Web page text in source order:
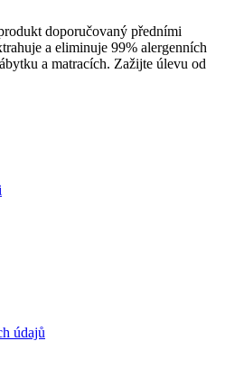
doporučovaný předními
a eliminuje 99% alergenních
a matracích. Zažijte úlevu od
údajů